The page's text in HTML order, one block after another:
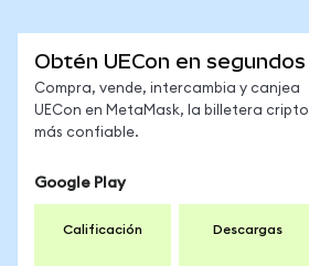
Obtén UECon en segundos
Compra, vende, intercambia y canjea
UECon en MetaMask, la billetera cripto
más confiable.
Google Play
Calificación Descargas